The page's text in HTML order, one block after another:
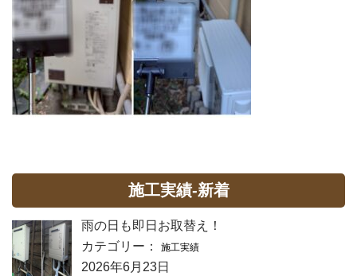
施工実績-新着
雨の日も即日お取替え！
カテゴリー：
施工実績
2026年6月23日